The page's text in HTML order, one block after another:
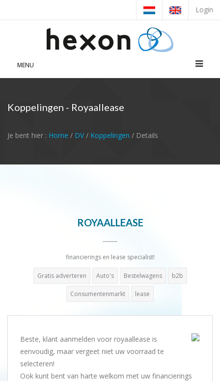
Login
MENU
Koppelingen - Royaallease
Je bent hier : Home / DV/ Koppelingen / Details
ROYAALLEASE
financierings en lease specialist!
Gratis adverteren Auto's Bestelwagens b2b
Consumentenmarkt lease
Beste, klant aanmelden voor royaallease is
eenvoudig, maar vergeet niet uw voorraad te
selecteren!
Ook kunt bent van harte welkom met uw financierings